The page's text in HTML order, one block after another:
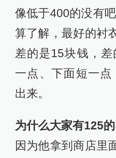
像低于400的没有
算了解，最好的衬
差的是15块钱，
一点、下面短一
出来。
为什么大家有125
因为他拿到商店里